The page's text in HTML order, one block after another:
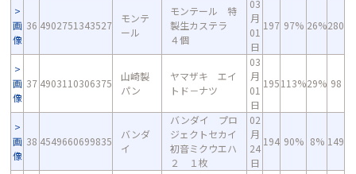
画
像
36 4902751343527
モンテ
ール
モンテール 特
製生カステラ
４個
03
月
01
日
197 97% 26%280
画
像
37 4903110306375
山崎製
パン
ヤマザキ エイ
トド－ナツ
03
月
01
日
195113%29% 98
画
像
38 4549660699835
バンダ
イ
バンダイ プロ
ジェクトセカイ
初音ミクウエハ
２ １枚
02
月
24
日
194 90% 8% 149